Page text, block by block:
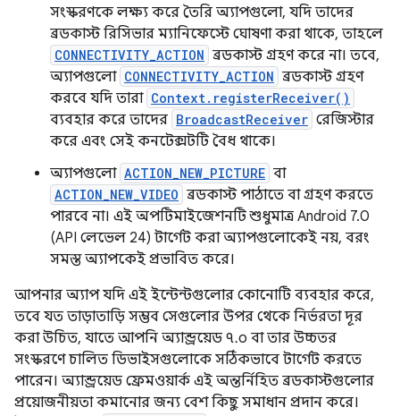
সংস্করণকে লক্ষ্য করে তৈরি অ্যাপগুলো, যদি তাদের
ব্রডকাস্ট রিসিভার ম্যানিফেস্টে ঘোষণা করা থাকে, তাহলে
CONNECTIVITY_ACTION ব্রডকাস্ট গ্রহণ করে না। তবে,
অ্যাপগুলো CONNECTIVITY_ACTION ব্রডকাস্ট গ্রহণ
করবে যদি তারা Context.registerReceiver()
ব্যবহার করে তাদের BroadcastReceiver রেজিস্টার
করে এবং সেই কনটেক্সটটি বৈধ থাকে।
অ্যাপগুলো ACTION_NEW_PICTURE বা
ACTION_NEW_VIDEO ব্রডকাস্ট পাঠাতে বা গ্রহণ করতে
পারবে না। এই অপটিমাইজেশনটি শুধুমাত্র Android 7.0
(API লেভেল 24) টার্গেট করা অ্যাপগুলোকেই নয়, বরং
সমস্ত অ্যাপকেই প্রভাবিত করে।
আপনার অ্যাপ যদি এই ইন্টেন্টগুলোর কোনোটি ব্যবহার করে,
তবে যত তাড়াতাড়ি সম্ভব সেগুলোর উপর থেকে নির্ভরতা দূর
করা উচিত, যাতে আপনি অ্যান্ড্রয়েড ৭.০ বা তার উচ্চতর
সংস্করণে চালিত ডিভাইসগুলোকে সঠিকভাবে টার্গেট করতে
পারেন। অ্যান্ড্রয়েড ফ্রেমওয়ার্ক এই অন্তর্নিহিত ব্রডকাস্টগুলোর
প্রয়োজনীয়তা কমানোর জন্য বেশ কিছু সমাধান প্রদান করে।